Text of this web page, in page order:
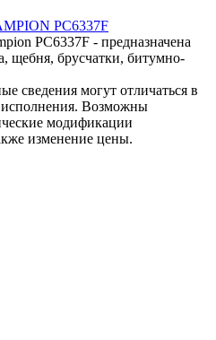
PC6337F
PC6337F - предназначена
щебня, брусчатки, битумно-
сведения могут отличаться в
исполнения. Возможны
модификации
изменение цены.